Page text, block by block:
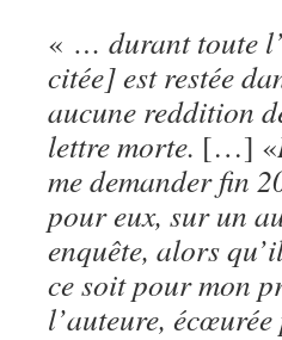
« … durant toute
citée] est restée
aucune reddition
lettre morte. […] «
me demander fin
pour eux, sur un
enquête, alors
ce soit pour mon
l’auteure,